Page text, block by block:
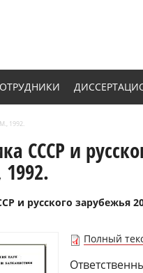
1992.
СССР и
и русского зарубежья
Полный